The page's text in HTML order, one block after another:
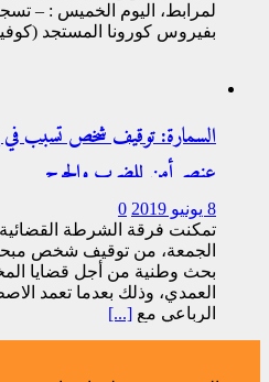
بفيروس كورونا المستجد (كوفيد-19)، و559 حالة
السمارة: توقيف شخص تسبب
عنصر أمن للضرب والجرح
8 يونيو 2019
0
تمكنت فرقة الشرطة
الجمعة، من توقيف شخص
بحث وطنية من أجل قضايا
العمدي، وذلك بعدما تعمد
الرباعي مع [...]